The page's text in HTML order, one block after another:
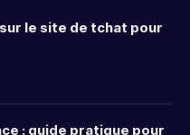
le site de tchat pour
: guide pratique pour